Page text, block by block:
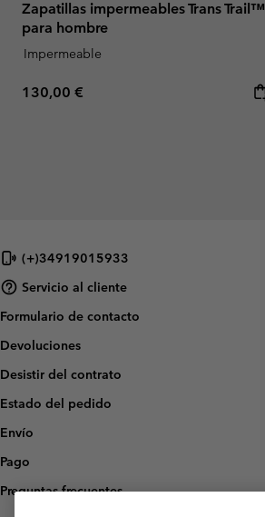
Zapatillas impermeables Trans Trail™
para hombre
Impermeable
Regular price:
130,00 €
(+)34919015933
Servicio al cliente
Formulario de contacto
Devoluciones
Desistir del contrato
Estado del pedido
Envío
Pago
Preguntas frecuentes